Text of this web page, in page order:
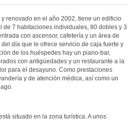
renovado en el año 2002, tiene un edificio
de 7 habitaciones individuales, 80 dobles y 3
con ascensor, cafetería y un área de
día que le ofrece servicio de caja fuerte y
de los huéspedes hay un piano-bar,
con antigüedades y un restaurante a la
para el desayuno. Como prestaciones
y de atención médica, así como un
situado en la zona turística. A unos